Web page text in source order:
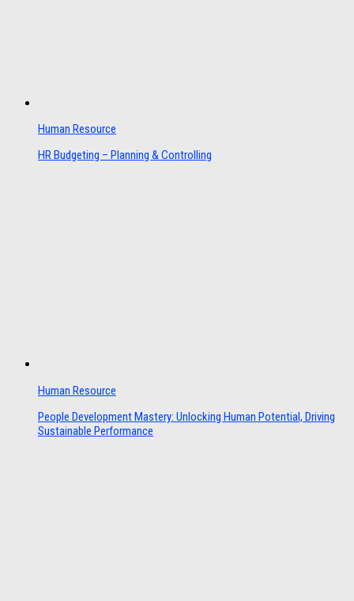
Human Resource
HR Budgeting – Planning & Controlling
Human Resource
People Development Mastery: Unlocking Human Potential, Driving
Sustainable Performance